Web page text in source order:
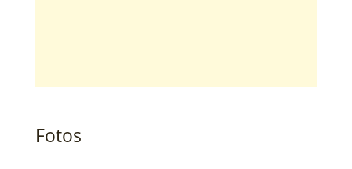
Fotos